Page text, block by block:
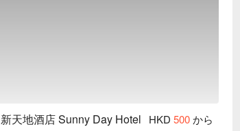
新天地酒店 Sunny Day Hotel HKD 500から